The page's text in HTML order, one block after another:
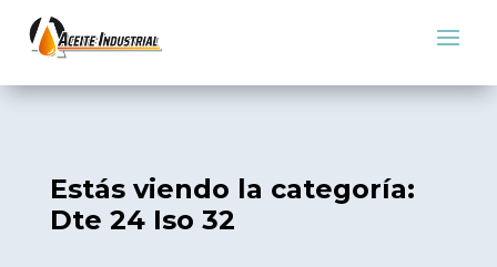
Estás viendo la categoría:
Dte 24 Iso 32